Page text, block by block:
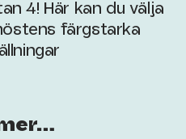
4! Här kan du välja
färgstarka